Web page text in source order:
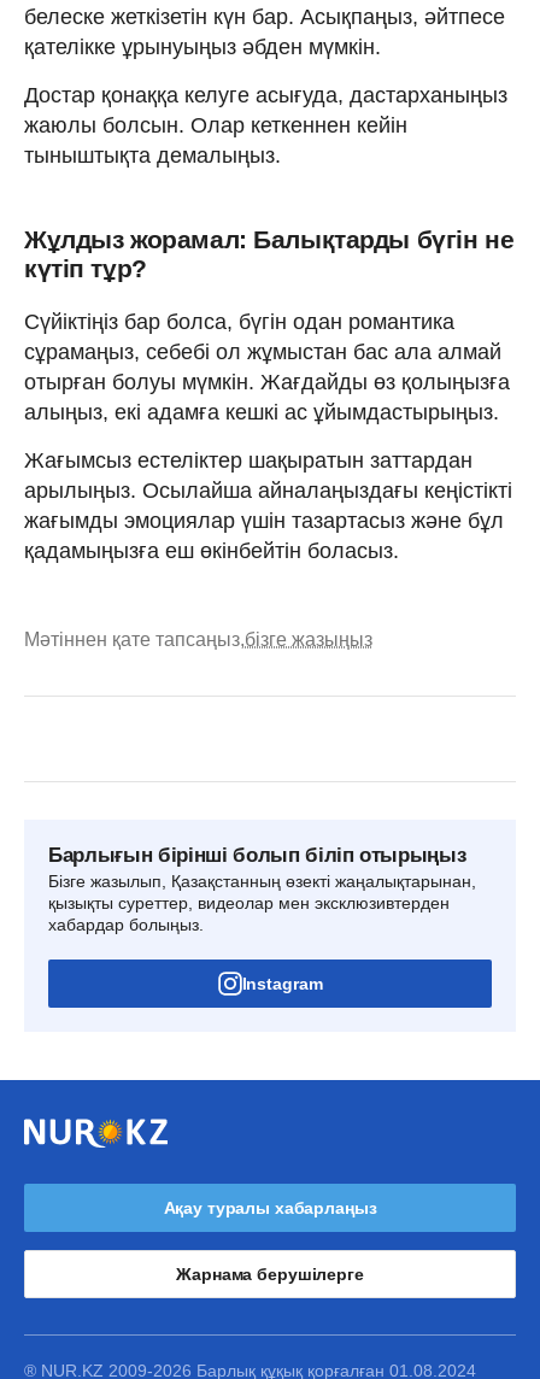
белеске жеткізетін күн бар. Асықпаңыз, әйтпесе
қателікке ұрынуыңыз әбден мүмкін.
Достар қонаққа келуге асығуда, дастарханыңыз
жаюлы болсын. Олар кеткеннен кейін
тыныштықта демалыңыз.
Жұлдыз жорамал: Балықтарды бүгін не
күтіп тұр?
Сүйіктіңіз бар болса, бүгін одан романтика
сұрамаңыз, себебі ол жұмыстан бас ала алмай
отырған болуы мүмкін. Жағдайды өз қолыңызға
алыңыз, екі адамға кешкі ас ұйымдастырыңыз.
Жағымсыз естеліктер шақыратын заттардан
арылыңыз. Осылайша айналаңыздағы кеңістікті
жағымды эмоциялар үшін тазартасыз және бұл
қадамыңызға еш өкінбейтін боласыз.
Мәтіннен қате тапсаңыз,бізге жазыңыз
Барлығын бірінші болып біліп отырыңыз
Бізге жазылып, Қазақстанның өзекті жаңалықтарынан,
қызықты суреттер, видеолар мен эксклюзивтерден
хабардар болыңыз.
Instagram
Ақау туралы хабарлаңыз
Жарнама берушілерге
® NUR.KZ 2009-2026 Барлық құқық қорғалған 01.08.2024